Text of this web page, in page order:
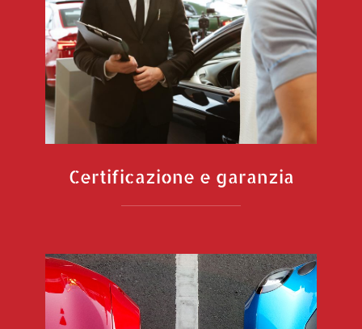
Certificazione e garanzia